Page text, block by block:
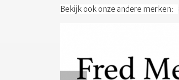
Bekijk ook onze andere merken: